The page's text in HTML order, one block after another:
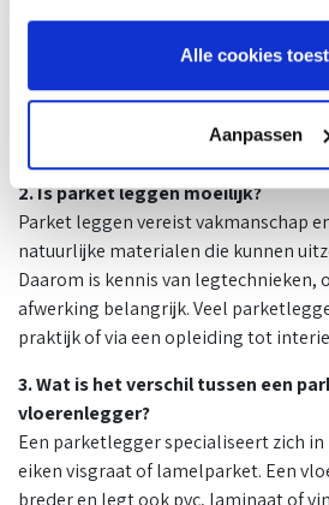
Alle cookies
Aanpassen
Een parketlegger legt houten vloeren
bedrijfspanden. Denk aan massief
visgraatvloeren. Je meet de ruimte
een mooie afwerking zoals lak of olie.
2. Is parket leggen moeilijk?
Parket leggen vereist vakmanschap
natuurlijke materialen die kunnen
Daarom is kennis van legtechnieken,
afwerking belangrijk. Veel
praktijk of via een opleiding tot
3. Wat is het verschil tussen een
vloerenlegger?
Een parketlegger specialiseert zich
eiken visgraat of lamelparket. Een
breder en legt ook pvc, laminaat of